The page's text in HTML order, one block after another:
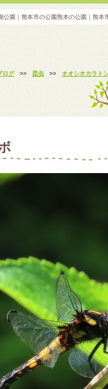
園｜熊本市の公園熊本の公園｜熊本
ログ >> 昆虫 >> オオシオカラト